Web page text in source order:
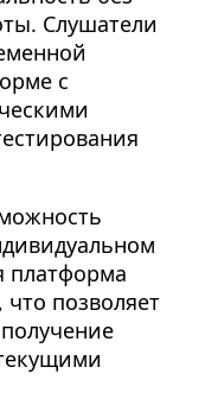
Слушатели
с
платформа
что позволяет